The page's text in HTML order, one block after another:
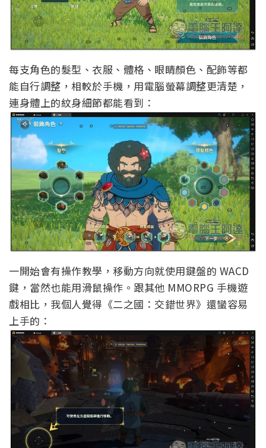
每支角色的髮型、衣服、體格、眼睛顏色、配飾等都
能自行調整，相較於手機，用電腦螢幕調整更清楚，
連身體上的紋身細節都能看到：
一開始會有操作教學，移動方向就使用鍵盤的 WACD
鍵，當然也能用滑鼠操作。跟其他 MMORPG 手機遊
戲相比，我個人覺得《二之國：交錯世界》還蠻容易
上手的：